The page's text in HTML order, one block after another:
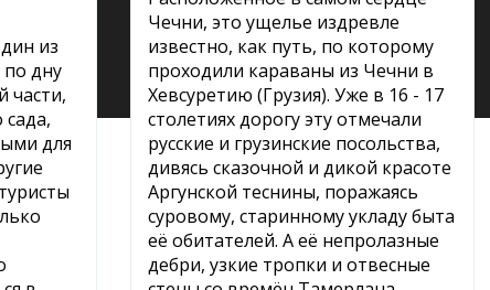
из
дну
части,
для
Чечни, это ущелье издревле
известно, как путь, по которому
проходили караваны из Чечни в
Хевсуретию (Грузия). Уже в 16 - 17
столетиях дорогу эту отмечали
русские и грузинские посольства,
дивясь сказочной и дикой красоте
Аргунской теснины, поражаясь
суровому, старинному укладу быта
её обитателей. А её непролазные
дебри, узкие тропки и отвесные